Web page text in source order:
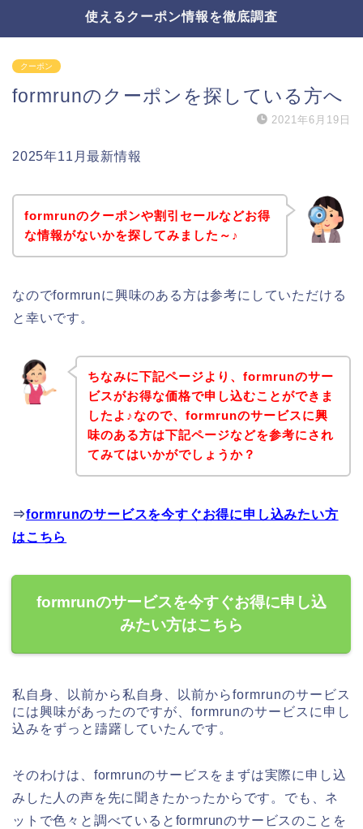
使えるクーポン情報を徹底調査
クーポン
formrunのクーポンを探している方へ
2021年6月19日
2025年11月最新情報
formrunのクーポンや割引セールなどお得
な情報がないかを探してみました～♪
なのでformrunに興味のある方は参考にしていただける
と幸いです。
ちなみに下記ページより、formrunのサー
ビスがお得な価格で申し込むことができま
したよ♪なので、formrunのサービスに興
味のある方は下記ページなどを参考にされ
てみてはいかがでしょうか？
⇒formrunのサービスを今すぐお得に申し込みたい方
はこちら
formrunのサービスを今すぐお得に申し込
みたい方はこちら
私自身、以前から私自身、以前からformrunのサービス
には興味があったのですが、formrunのサービスに申し
込みをずっと躊躇していたんです。
そのわけは、formrunのサービスをまずは実際に申し込
みした人の声を先に聞きたかったからです。でも、ネ
ットで色々と調べているとformrunのサービスのことを